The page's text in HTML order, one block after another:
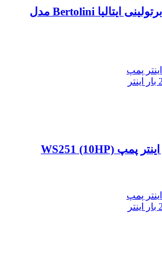
پمپ کارواش 110 بار برتولینی ایتالیا Bertolini مدل